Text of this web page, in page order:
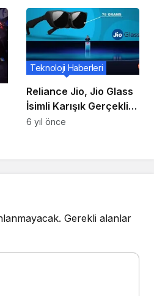
Başlatıyor
Reliance Jio, Jio Glass
İsimli Karışık Gerçeklik
Gözlüklerini Duyurdu!!
Teknoloji Haberleri
6 yıl önce
Gerekli alanlar